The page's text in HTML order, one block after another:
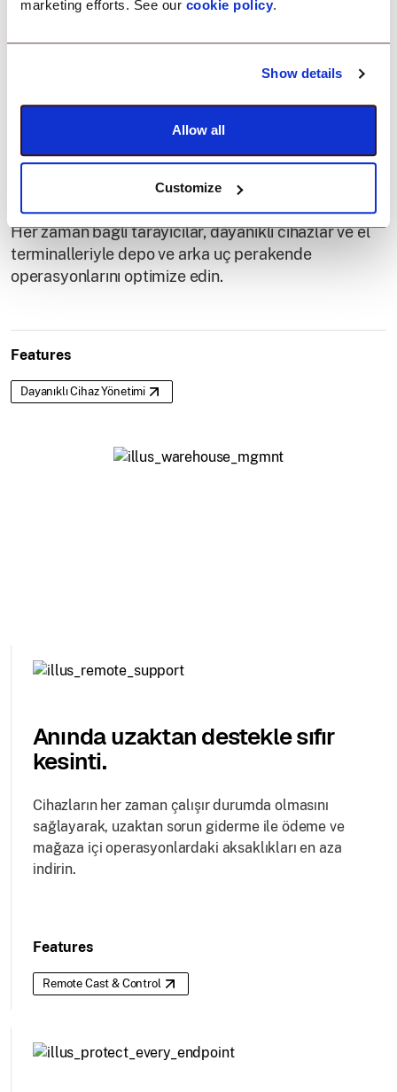
marketing efforts. See our cookie policy.
Show details
Allow all
Customize
envanter ve depo
yönetimi.
Her zaman bağlı tarayıcılar, dayanıklı cihazlar ve el
terminalleriyle depo ve arka uç perakende
operasyonlarını optimize edin.
Features
Dayanıklı Cihaz Yönetimi
Anında uzaktan destekle sıfır
kesinti.
Cihazların her zaman çalışır durumda olmasını
sağlayarak, uzaktan sorun giderme ile ödeme ve
mağaza içi operasyonlardaki aksaklıkları en aza
indirin.
Features
Remote Cast & Control